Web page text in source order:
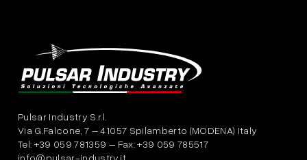
Pulsar Industry S.r.l.
Via G.Falcone, 7 – 41057 Spilamberto (MODENA) Italy
Tel: +39 059 781359 – Fax: +39 059 785517
info@pulsar-industry.it